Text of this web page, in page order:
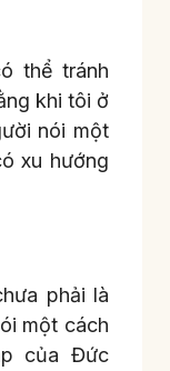
thể tránh
khi tôi ở
nói một
xu hướng
phải là
một cách
của Đức